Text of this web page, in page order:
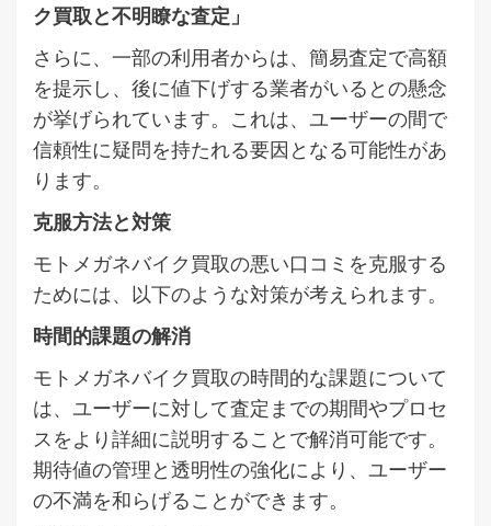
ク買取と不明瞭な査定」
さらに、一部の利用者からは、簡易査定で高額
を提示し、後に値下げする業者がいるとの懸念
が挙げられています。これは、ユーザーの間で
信頼性に疑問を持たれる要因となる可能性があ
ります。
克服方法と対策
モトメガネバイク買取の悪い口コミを克服する
ためには、以下のような対策が考えられます。
時間的課題の解消
モトメガネバイク買取の時間的な課題について
は、ユーザーに対して査定までの期間やプロセ
スをより詳細に説明することで解消可能です。
期待値の管理と透明性の強化により、ユーザー
の不満を和らげることができます。